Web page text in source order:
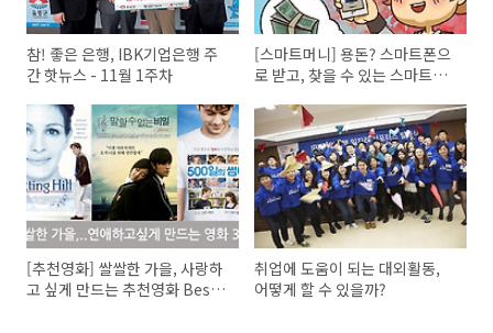
참! 좋은 은행, IBK기업은행 주
간 핫뉴스 - 11월 1주차
[스마트머니] 용돈? 스마트폰으
로 받고, 찾을 수 있는 스마트머
[추천영화] 쌀쌀한 가을, 사랑하
고 싶게 만드는 추천영화 Best
취업에 도움이 되는 대외활동,
어떻게 할 수 있을까?